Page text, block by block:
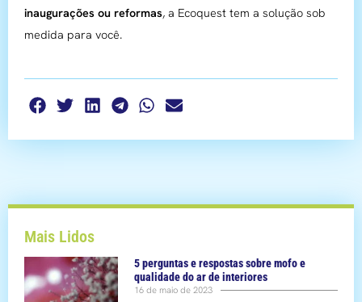
inaugurações ou reformas, a Ecoquest tem a solução sob
medida para você.
Mais Lidos
5 perguntas e respostas sobre mofo e
qualidade do ar de interiores
16 de maio de 2023